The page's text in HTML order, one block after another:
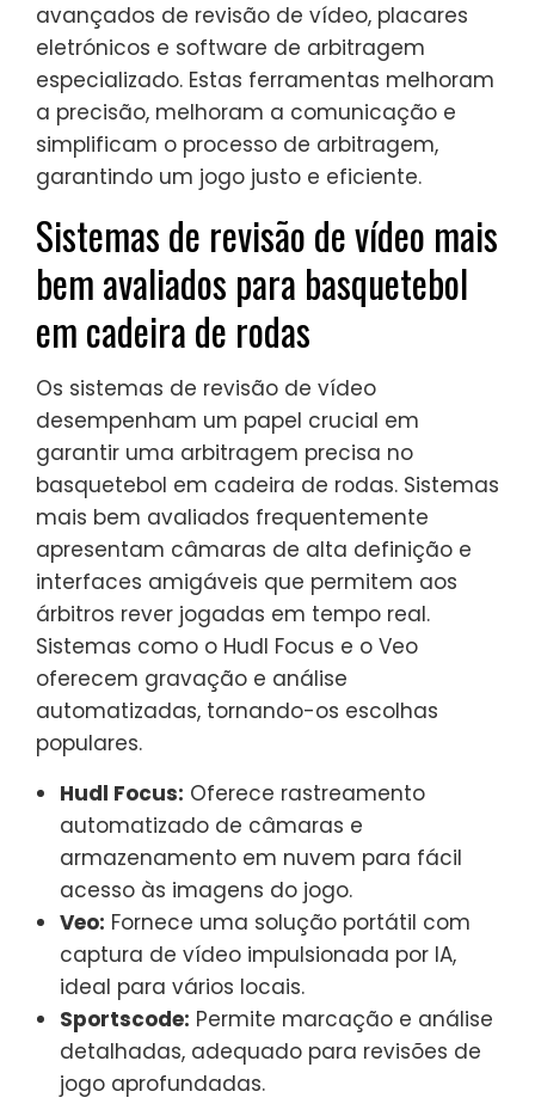
avançados de revisão de vídeo, placares
eletrónicos e software de arbitragem
especializado. Estas ferramentas melhoram
a precisão, melhoram a comunicação e
simplificam o processo de arbitragem,
garantindo um jogo justo e eficiente.
Sistemas de revisão de vídeo mais
bem avaliados para basquetebol
em cadeira de rodas
Os sistemas de revisão de vídeo
desempenham um papel crucial em
garantir uma arbitragem precisa no
basquetebol em cadeira de rodas. Sistemas
mais bem avaliados frequentemente
apresentam câmaras de alta definição e
interfaces amigáveis que permitem aos
árbitros rever jogadas em tempo real.
Sistemas como o Hudl Focus e o Veo
oferecem gravação e análise
automatizadas, tornando-os escolhas
populares.
Hudl Focus: Oferece rastreamento
automatizado de câmaras e
armazenamento em nuvem para fácil
acesso às imagens do jogo.
Veo: Fornece uma solução portátil com
captura de vídeo impulsionada por IA,
ideal para vários locais.
Sportscode: Permite marcação e análise
detalhadas, adequado para revisões de
jogo aprofundadas.